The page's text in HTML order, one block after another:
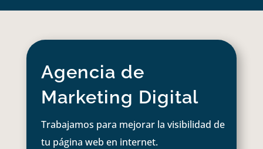
Agencia de
Marketing Digital
Trabajamos para mejorar la visibilidad de
tu página web en internet.